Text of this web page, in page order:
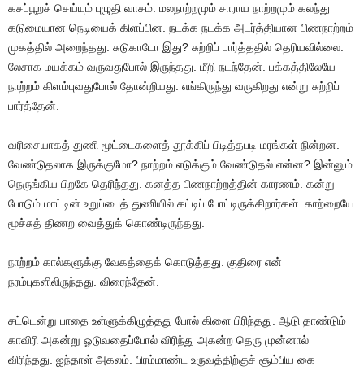
கசப்பூறச் செய்யும் புழுதி வாசம். மலநாற்றமும் சாராய நாற்றமும் கலந்து
கடுமையான நெடியைக் கிளப்பின. நடக்க நடக்க அடர்த்தியான பிணநாற்றம்
முகத்தில் அறைந்தது. சுடுகாடோ இது? சுற்றிப் பார்த்ததில் தெரியவில்லை.
லேசாக மயக்கம் வருவதுபோல் இருந்தது. மீறி நடந்தேன். பக்கத்திலேயே
நாற்றம் கிளம்புவதுபோல் தோன்றியது. எங்கிருந்து வருகிறது என்று சுற்றிப்
பார்த்தேன்.
வரிசையாகத் துணி மூட்டைகளைத் தூக்கிப் பிடித்தபடி மரங்கள் நின்றன.
வேண்டுதலாக இருக்குமோ? நாற்றம் எடுக்கும் வேண்டுதல் என்ன? இன்னும்
நெருங்கிய பிறகே தெரிந்தது. கனத்த பிணநாற்றத்தின் காரணம். கன்று
போடும் மாட்டின் உறுப்பைத் துணியில் கட்டிப் போட்டிருக்கிறார்கள். காற்றையே
மூச்சுத் திணற வைத்துக் கொண்டிருந்தது.
நாற்றம் கால்களுக்கு வேகத்தைக் கொடுத்தது. குதிரை என்
நரம்புகளிலிருந்தது. விரைந்தேன்.
சட்டென்று பாதை உள்ளுக்கிழுத்தது போல் கிளை பிரிந்தது. ஆடு தாண்டும்
காவிரி அகன்று ஓடுவதைப்போல் விரிந்து அகன்ற தெரு முன்னால்
விரிந்தது. ஐந்தாள் அகலம். பிரம்மாண்ட உருவத்திற்குச் சூம்பிய கை